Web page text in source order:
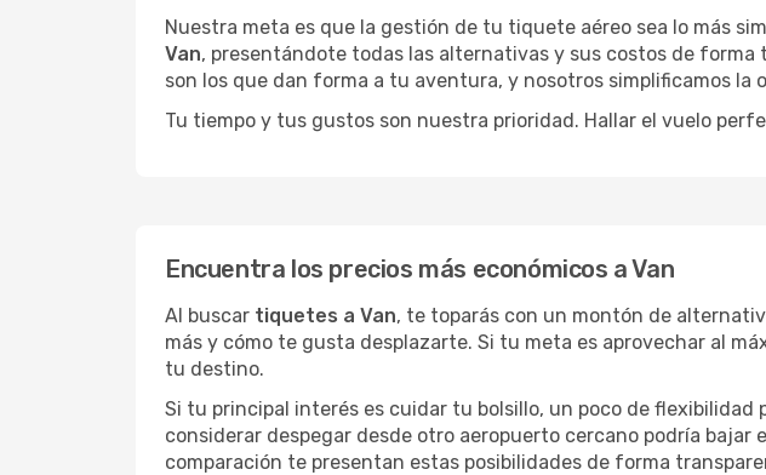
Nuestra meta es que la gestión de tu tiquete aéreo sea lo más
Van, presentándote todas las alternativas y sus costos de
son los que dan forma a tu aventura, y nosotros simplificamos la
Tu tiempo y tus gustos son nuestra prioridad. Hallar el vuelo
Encuentra los precios más económicos a Van
Al buscar tiquetes a Van, te toparás con un montón de
más y cómo te gusta desplazarte. Si tu meta es aprovechar al
tu destino.
Si tu principal interés es cuidar tu bolsillo, un poco de
considerar despegar desde otro aeropuerto cercano podría
comparación te presentan estas posibilidades de forma